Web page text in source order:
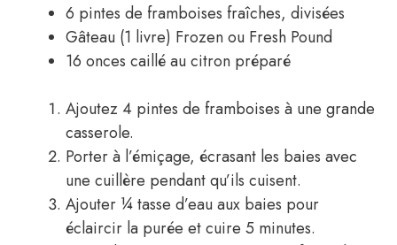
6 pintes de framboises fraîches, divisées
Gâteau (1 livre) Frozen ou Fresh Pound
16 onces caillé au citron préparé
Ajoutez 4 pintes de framboises à une grande
casserole.
Porter à l’émiçage, écrasant les baies avec
une cuillère pendant qu’ils cuisent.
Ajouter ¼ tasse d’eau aux baies pour
éclaircir la purée et cuire 5 minutes.